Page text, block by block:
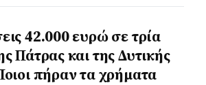
42.000 ευρώ σε τρία
Πάτρας και της Δυτικής
πήραν τα χρήματα